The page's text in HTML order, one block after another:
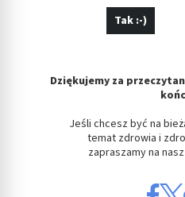
Tak :-)
Dziękujemy za
Jeśli chcesz być na
temat zdrowia i
zapraszamy na